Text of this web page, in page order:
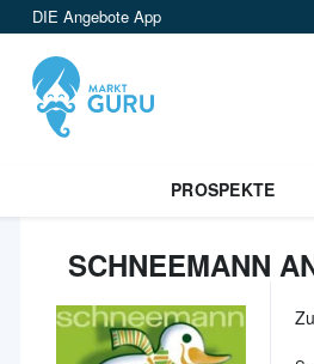
DIE Angebote App
PROSPEKTE
SCHNEEMANN